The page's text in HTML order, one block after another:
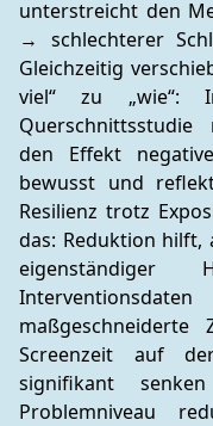
unterstreicht den
→ schlechterer
Gleichzeitig
viel“ zu „wie“:
den Effekt
bewusst und
Resilienz trotz
das: Reduktion
eigenständiger
Screenzeit auf
signifikant
Problemniveau